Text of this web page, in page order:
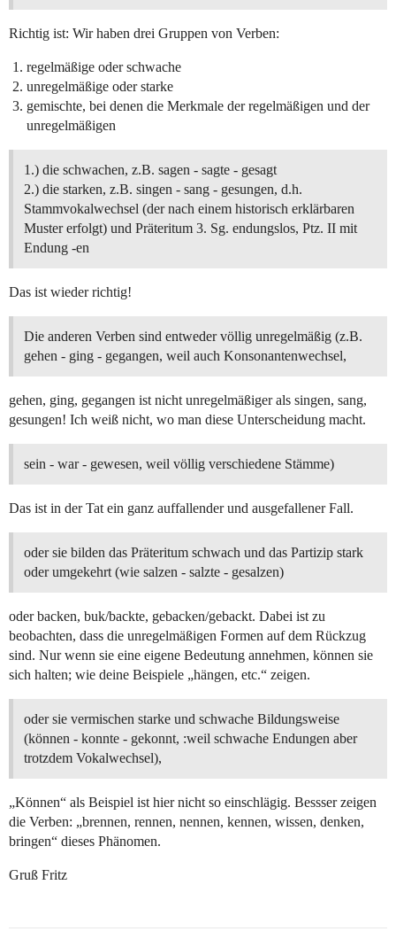
Richtig ist: Wir haben drei Gruppen von Verben:
regelmäßige oder schwache
unregelmäßige oder starke
gemischte, bei denen die Merkmale der regelmäßigen und der
unregelmäßigen
1.) die schwachen, z.B. sagen - sagte - gesagt
2.) die starken, z.B. singen - sang - gesungen, d.h.
Stammvokalwechsel (der nach einem historisch erklärbaren
Muster erfolgt) und Präteritum 3. Sg. endungslos, Ptz. II mit
Endung -en
Das ist wieder richtig!
Die anderen Verben sind entweder völlig unregelmäßig (z.B.
gehen - ging - gegangen, weil auch Konsonantenwechsel,
gehen, ging, gegangen ist nicht unregelmäßiger als singen, sang,
gesungen! Ich weiß nicht, wo man diese Unterscheidung macht.
sein - war - gewesen, weil völlig verschiedene Stämme)
Das ist in der Tat ein ganz auffallender und ausgefallener Fall.
oder sie bilden das Präteritum schwach und das Partizip stark
oder umgekehrt (wie salzen - salzte - gesalzen)
oder backen, buk/backte, gebacken/gebackt. Dabei ist zu
beobachten, dass die unregelmäßigen Formen auf dem Rückzug
sind. Nur wenn sie eine eigene Bedeutung annehmen, können sie
sich halten; wie deine Beispiele „hängen, etc.“ zeigen.
oder sie vermischen starke und schwache Bildungsweise
(können - konnte - gekonnt, :weil schwache Endungen aber
trotzdem Vokalwechsel),
„Können“ als Beispiel ist hier nicht so einschlägig. Bessser zeigen
die Verben: „brennen, rennen, nennen, kennen, wissen, denken,
bringen“ dieses Phänomen.
Gruß Fritz